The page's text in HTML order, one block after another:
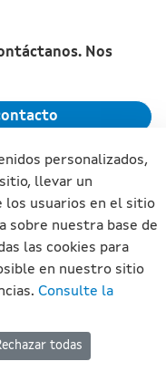
Nos
y publicada en
personalizados,
llevar un
los usuarios en el sitio
sobre nuestra base de
las cookies para
en nuestro sitio
Consulte la
todas